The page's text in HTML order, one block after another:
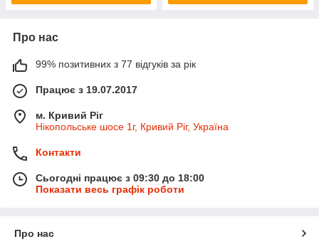
Про нас
99% позитивних з 77 відгуків за рік
Працює з 19.07.2017
м. Кривий Ріг
Нікопольське шосе 1г, Кривий Ріг, Україна
Контакти
Сьогодні працює з 09:30 до 18:00
Показати весь графік роботи
Про нас